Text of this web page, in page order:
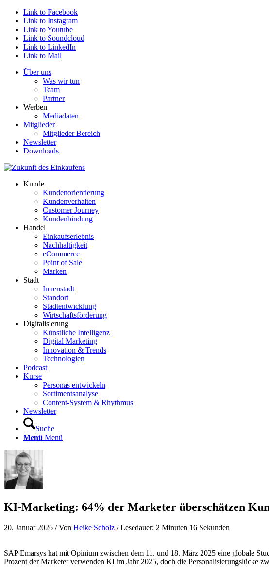
Link to Facebook
Link to Instagram
Link to Youtube
Link to Soundcloud
Link to LinkedIn
Link to Mail
Über uns
Was wir tun
Team
Partner
Werben
Mediadaten
Mitglieder
Mitglieder Bereich
Newsletter
Downloads
Kunde
Kundenorientierung
Kundenverhalten
Customer Journey
Kundenbindung
Handel
Einkaufserlebnis
Nachhaltigkeit
eCommerce
Point of Sale
Marken
Stadt
Innenstadt
Standort
Stadtentwicklung
Wirtschaftsförderung
Digitalisierung
Künstliche Intelligenz
Digital Marketing
Innovation & Trends
Technologien
Podcast
Kurse
Personas entwickeln
Sortimentsanalyse
Content-System & Rhythmus
Newsletter
Suche
Menü Menü
KI-Marketing: 64% der Marketer überschätzen
20. Januar 2026 / Von Heike Scholz / Lesedauer: 2 Minuten 16 Sekunden
SAP Emarsys hat mit Opinium zwischen dem 11. und 18. März 2025 eine globale
Prozent der Marketer verwenden KI im Jahr 2025, doch die Personalisierungslücke